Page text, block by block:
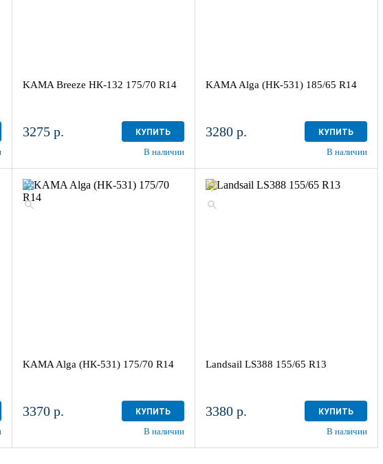
KAMA Breeze НК-132 175/70 R14
3275 р. КУПИТЬ
В наличии
KAMA Alga (НК-531) 185/65 R14
3280 р. КУПИТЬ
В наличии
KAMA Alga (НК-531) 175/70 R14
3370 р. КУПИТЬ
В наличии
Landsail LS388 155/65 R13
3380 р. КУПИТЬ
В наличии